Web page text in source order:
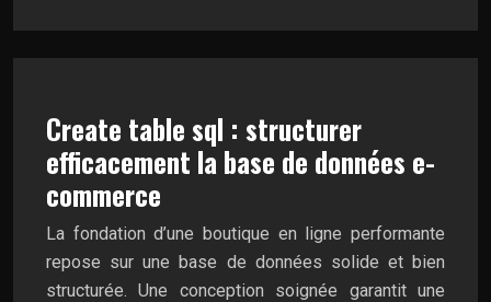
Create table sql : structurer
efficacement la base de données e-
commerce
La fondation d’une boutique en ligne performante
repose sur une base de données solide et bien
structurée. Une conception soignée garantit une